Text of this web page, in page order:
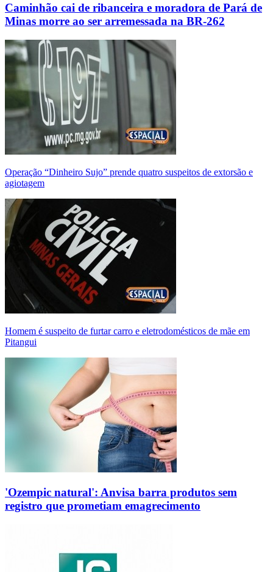
Caminhão cai de ribanceira e moradora de Pará de
Minas morre ao ser arremessada na BR-262
Operação “Dinheiro Sujo” prende quatro suspeitos de extorsão e
agiotagem
Homem é suspeito de furtar carro e eletrodomésticos de mãe em
Pitangui
'Ozempic natural': Anvisa barra produtos sem
registro que prometiam emagrecimento